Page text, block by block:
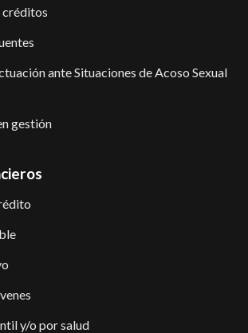
créditos
ante Situaciones de Acoso Sexual
gestión
y/o por salud